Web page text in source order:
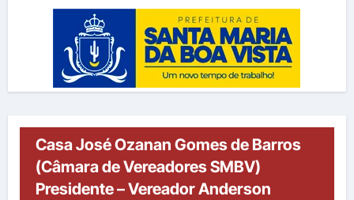
Casa José Ozanan Gomes de Barros
(Câmara de Vereadores SMBV)
Presidente – Vereador Anderson